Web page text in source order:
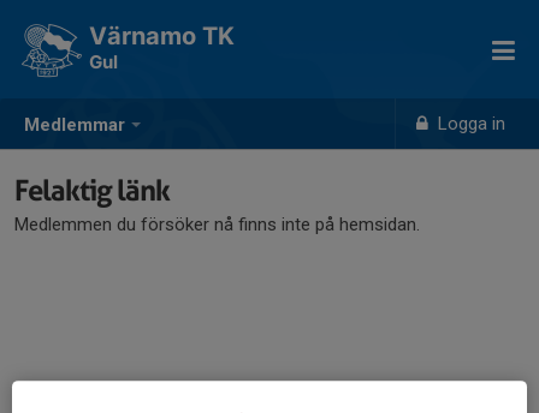
Medlemmar Logga in
Värnamo TK
Gul
Felaktig länk
Medlemmen du försöker nå finns inte på hemsidan.